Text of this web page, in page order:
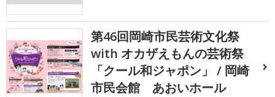
第46回岡崎市民芸術文化祭
with オカザえもんの芸術祭
「クール和ジャポン」 / 岡崎
市民会館 あおいホール